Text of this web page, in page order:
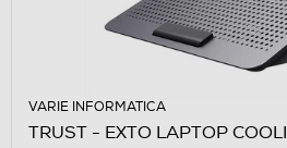
VARIE INFORMATICA
TRUST - EXTO LAPTOP